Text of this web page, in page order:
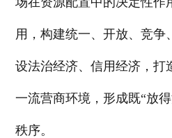
用，构建统一、开放、竞争
设法治经济、信用经济，打
一流营商环境，形成既“放
秩序。